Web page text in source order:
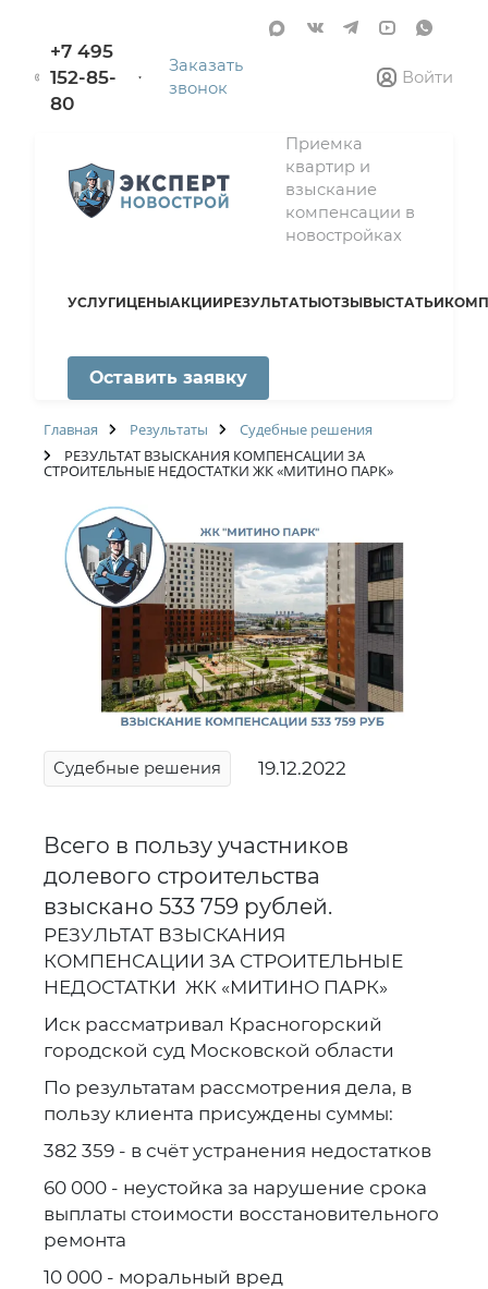
+7 495
152-85-
80
Заказать
звонок
Войти
Приемка
квартир и
взыскание
компенсации в
новостройках
УСЛУГИЦЕНЫАКЦИИРЕЗУЛЬТАТЫОТЗЫВЫСТАТЬИ
Оставить заявку
Главная Результаты
Судебные решения
РЕЗУЛЬТАТ ВЗЫСКАНИЯ КОМПЕНСАЦИИ ЗА
СТРОИТЕЛЬНЫЕ НЕДОСТАТКИ ЖК «МИТИНО ПАРК»
Судебные решения 19.12.2022
Всего в пользу участников
долевого строительства
взыскано 533 759 рублей.
РЕЗУЛЬТАТ ВЗЫСКАНИЯ
КОМПЕНСАЦИИ ЗА СТРОИТЕЛЬНЫЕ
НЕДОСТАТКИ ЖК «МИТИНО ПАРК»
Иск рассматривал Красногорский
городской суд Московской области
По результатам рассмотрения дела, в
пользу клиента присуждены суммы:
382 359 - в счёт устранения недостатков
60 000 - неустойка за нарушение срока
выплаты стоимости восстановительного
ремонта
10 000 - моральный вред